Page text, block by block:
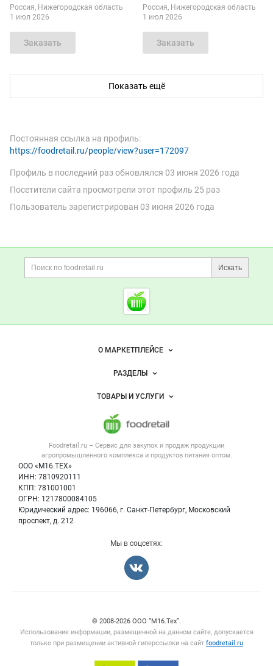
Россия Нижегородская область
1 июл 2026
Заказать
Россия Нижегородская область
1 июл 2026
Заказать
849 ₽
Концентрат сывороточных
Смотреть объявление
350 ₽
Яичный порошок (меланж сухой)
Смотреть объявление
Продам
Нижегородская область
30 июн 2026
Заказать
Молоко сухое цельное 26%(гост)
Продам
30 июн 2026
280 ₽
Сухое молоко 1,5% сом (гост)
100 ₽
Сухое молоко сом (ту)
Продам
Показать ещё
Постоянная ссылка на профиль:
https://foodretail.ru/people/view?user=172097
Профиль в последний раз обновлялся 03 июня 2026 года
Посетители сайта просмотрели этот профиль 25 раз
Пользователь зарегистрирован 03 июня 2026 года
Дополнительная информация
Поиск по сайту и
Искать
Cсылки на полезные
Foodretail.ru
— продукты
Важные разделы и контакты
Foodretail.ru – Сервис для закупок и продаж продукции
агропромышленного комплекса и продуктов питания оптом.
ООО «М16.ТЕХ»
ИНН: 7810920111
КПП: 781001001
ОГРН: 1217800084105
Юридический адрес: 196066, г. Санкт-Петербург, Московский
проспект, д. 212
Навигация по сайтуО МАРКЕТПЛЕЙСЕ
Новости Foodretail.ru
Размещение рекламы
Публичная оферта
Контактная информация
Политика обработки персональных данных
РАЗДЕЛЫ
Объявления
Новости рынка
Вакансии
ТОВАРЫ И УСЛУГИ
Напитки, соки, вода
Оборудование для пищепрома
Информация о компаниях
Мы в соцсетях:
© 2008‑2026 ООО “М16.Тех”.
Использование информации, размещенной на данном сайте, допускается
только при размещении активной гиперссылки на сайт foodretail.ru